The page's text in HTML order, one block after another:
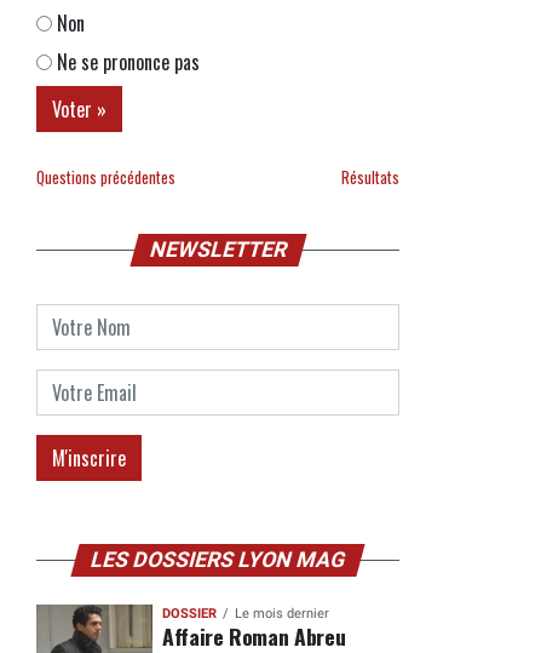
Non
Ne se prononce pas
Questions précédentes Résultats
NEWSLETTER
LES DOSSIERS LYON MAG
DOSSIER Le mois dernier
Affaire Roman Abreu